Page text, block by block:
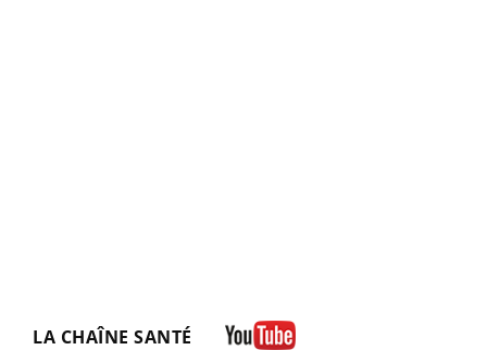
LA CHAÎNE SANTÉ